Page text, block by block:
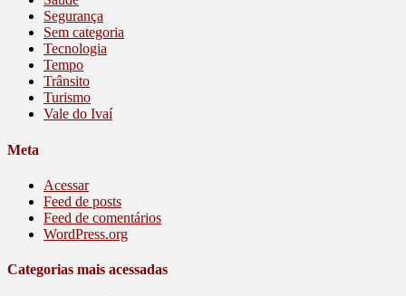
Segurança
Sem categoria
Tecnologia
Tempo
Trânsito
Turismo
Vale do Ivaí
Meta
Acessar
Feed de posts
Feed de comentários
WordPress.org
Categorias mais acessadas